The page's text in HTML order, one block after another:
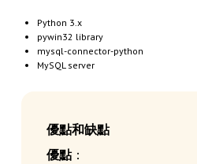
Python 3.x
pywin32 library
mysql-connector-python
MySQL server
優點和缺點
優點：